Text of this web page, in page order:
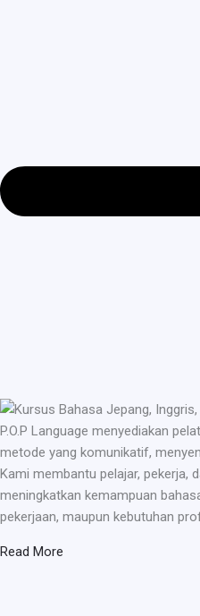
P.O.P Language menyediakan
metode yang komunikatif,
Kami membantu pelajar, pekerja,
meningkatkan kemampuan
pekerjaan, maupun kebutuhan
Read More